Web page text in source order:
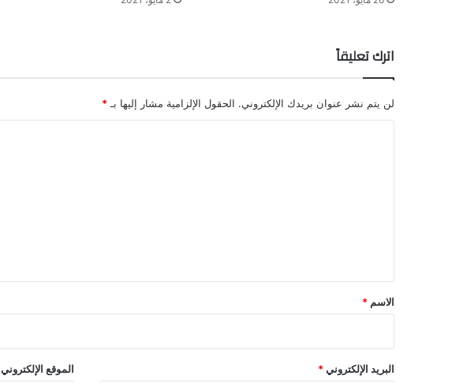
اترك تعليقاً
لن يتم نشر عنوان بريدك الإلكتروني. الحقول الإلزامية مشار إليها بـ *
*
الاسم *
البريد الإلكتروني * الموقع الإلكتروني